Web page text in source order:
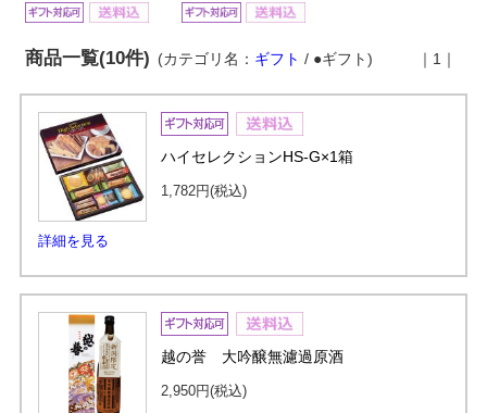
商品一覧(10件) ｜1｜
(カテゴリ名： ギフト / ●ギフト)
詳細を見る
ハイセレクションHS-G×1箱
1,782円(税込)
越の誉 大吟醸無濾過原酒
2,950円(税込)